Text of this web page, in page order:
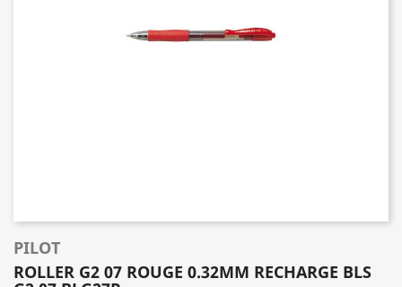
PILOT
ROLLER G2 07 ROUGE 0.32MM RECHARGE BLS